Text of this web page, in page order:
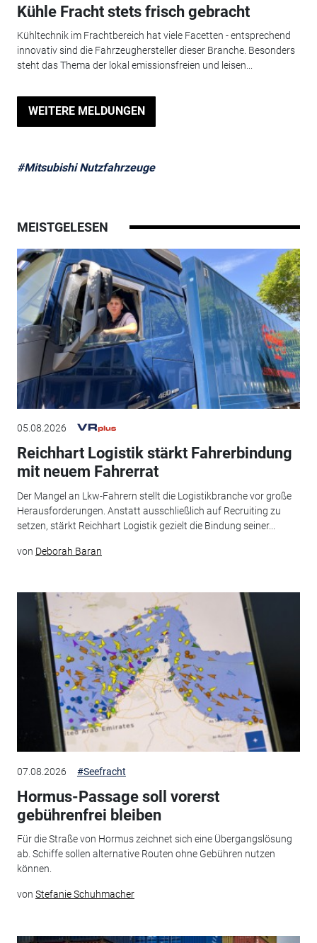
Kühle Fracht stets frisch gebracht
Kühltechnik im Frachtbereich hat viele Facetten - entsprechend
innovativ sind die Fahrzeughersteller dieser Branche. Besonders
steht das Thema der lokal emissionsfreien und leisen...
WEITERE MELDUNGEN
#Mitsubishi Nutzfahrzeuge
MEISTGELESEN
05.08.2026
Reichhart Logistik stärkt Fahrerbindung
mit neuem Fahrerrat
Der Mangel an Lkw-Fahrern stellt die Logistikbranche vor große
Herausforderungen. Anstatt ausschließlich auf Recruiting zu
setzen, stärkt Reichhart Logistik gezielt die Bindung seiner...
von Deborah Baran
07.08.2026 #Seefracht
Hormus-Passage soll vorerst
gebührenfrei bleiben
Für die Straße von Hormus zeichnet sich eine Übergangslösung
ab. Schiffe sollen alternative Routen ohne Gebühren nutzen
können.
von Stefanie Schuhmacher